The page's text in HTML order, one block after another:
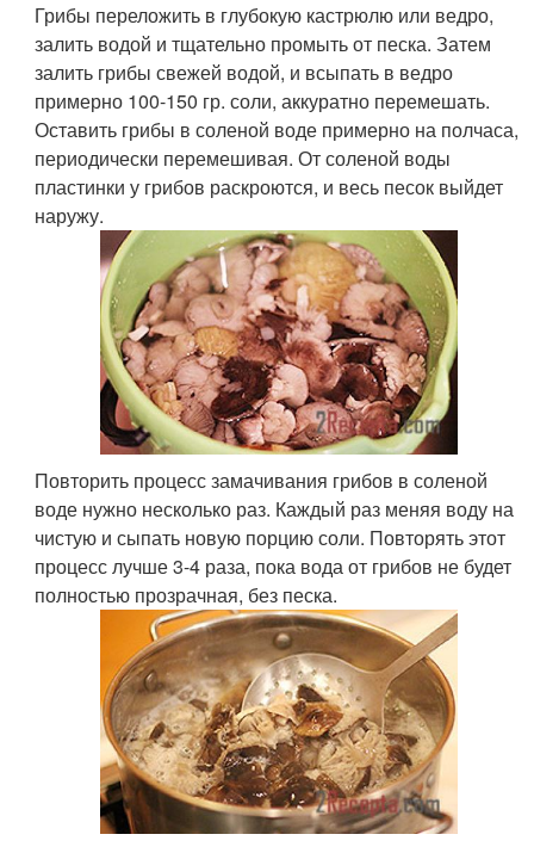
Грибы переложить в глубокую кастрюлю или ведро,
залить водой и тщательно промыть от песка. Затем
залить грибы свежей водой, и всыпать в ведро
примерно 100-150 гр. соли, аккуратно перемешать.
Оставить грибы в соленой воде примерно на полчаса,
периодически перемешивая. От соленой воды
пластинки у грибов раскроются, и весь песок выйдет
наружу.
Повторить процесс замачивания грибов в соленой
воде нужно несколько раз. Каждый раз меняя воду на
чистую и сыпать новую порцию соли. Повторять этот
процесс лучше 3-4 раза, пока вода от грибов не будет
полностью прозрачная, без песка.